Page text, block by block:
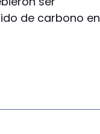
de carbono en